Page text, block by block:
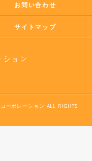
お問い合わせ
サイトマップ
ーポレーション ALL RIGHTS